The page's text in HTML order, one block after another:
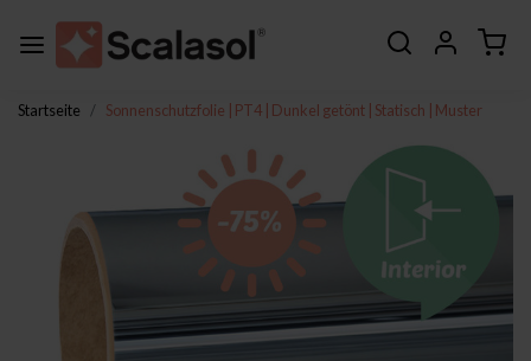
Startseite Sonnenschutzfolie | PT4 | Dunkel getönt | Statisch | Muster